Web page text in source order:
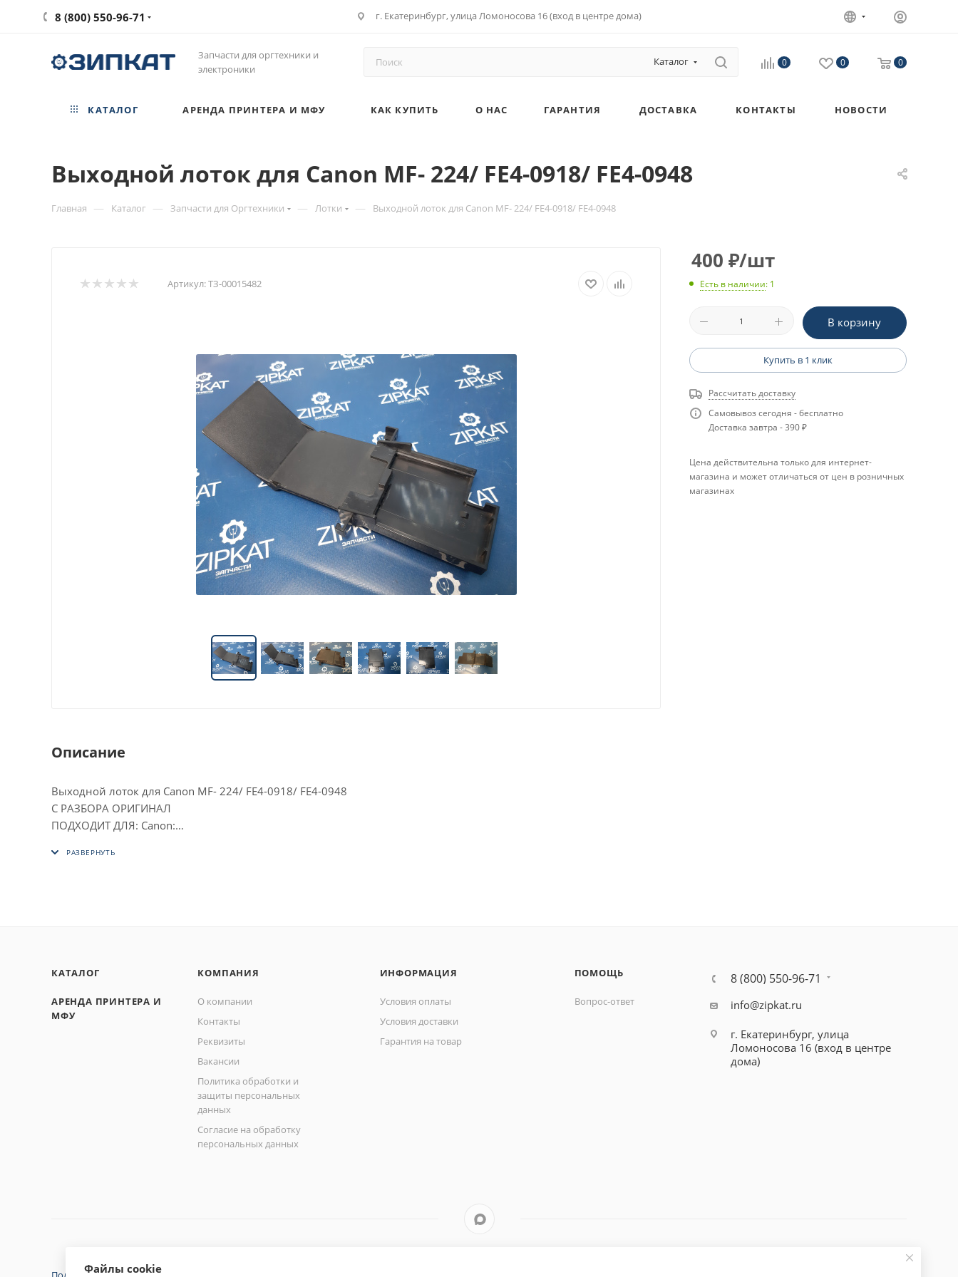
8 (800) 550-96-71 г. Екатеринбург, улица Ломоносова 16 (вход в центре дома)
Запчасти для оргтехники и
электроники
Каталог 0 0 0
КАТАЛОГ АРЕНДА ПРИНТЕРА И МФУ КАК КУПИТЬ О НАС ГАРАНТИЯ ДОСТАВКА КОНТАКТЫ НОВОСТИ
Выходной лоток для Canon MF- 224/ FE4-0918/ FE4-0948
Главная — Каталог — Запчасти для Оргтехники — Лотки — Выходной лоток для Canon MF- 224/ FE4-0918/ FE4-0948
Артикул:ТЗ-00015482
Описание
Выходной лоток для Canon MF- 224/ FE4-0918/ FE4-0948
С РАЗБОРА ОРИГИНАЛ
ПОДХОДИТ ДЛЯ: Canon:
MF- 249
MF -229
MF- 226
MF- 217
400 ₽/шт
Есть в наличии: 1
В корзину
Купить в 1 клик
Рассчитать доставку
Самовывоз сегодня - бесплатно
Доставка завтра - 390 ₽
Цена действительна только для интернет-
магазина и может отличаться от цен в розничных
магазинах
КАТАЛОГ
АРЕНДА ПРИНТЕРА И
МФУ
КОМПАНИЯ
О компании
Контакты
Реквизиты
Вакансии
Политика обработки и
защиты персональных
данных
Согласие на обработку
персональных данных
ИНФОРМАЦИЯ
Условия оплаты
Условия доставки
Гарантия на товар
ПОМОЩЬ
Вопрос-ответ
8 (800) 550-96-71
info@zipkat.ru
г. Екатеринбург, улица
Ломоносова 16 (вход в центре
дома)
Файлы cookie